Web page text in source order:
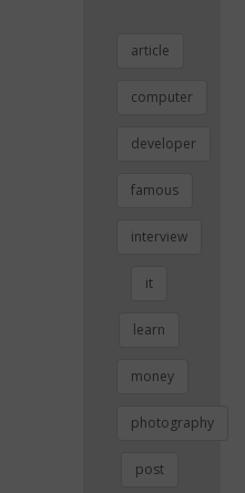
article
computer
developer
famous
interview
it
learn
money
photography
post